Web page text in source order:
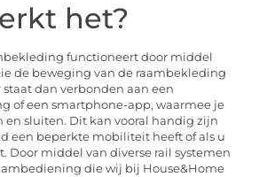
het?
functioneert door middel
de beweging van de raambekleding
dan verbonden aan een
of een smartphone-app, waarmee je
en sluiten. Dit kan vooral handig zijn
een beperkte mobiliteit heeft of als u
Door middel van diverse rail systemen
die wij bij House&Home